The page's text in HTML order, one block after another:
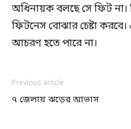
অধিনায়ক বলছে সে ফিট না।
ফিটনেস বোঝার চেষ্টা
আচরণ হতে পারে না।
Previous article
৭ জেলায় ঝড়ের আভাস